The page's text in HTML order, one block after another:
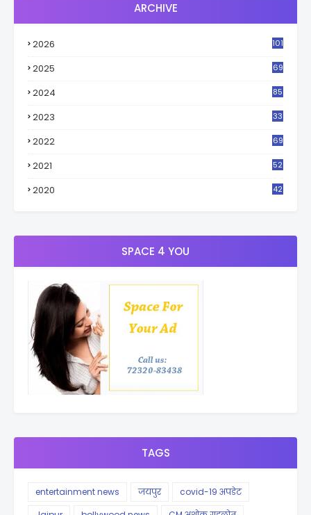
ARCHIVE
2026 101
2025 69
2024 85
2023
33
2022 69
2021
52
2020
42
SPACE 4 YOU
TAGS
entertainment news जयपुर
covid-19 अपडेट